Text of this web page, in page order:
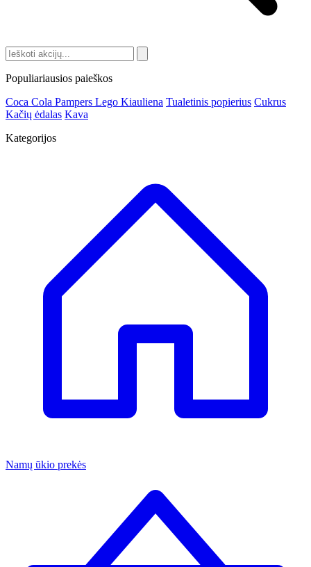
Populiariausios paieškos
Coca Cola Pampers Lego Kiauliena Tualetinis popierius Cukrus
Kačių ėdalas Kava
Kategorijos
Namų ūkio prekės